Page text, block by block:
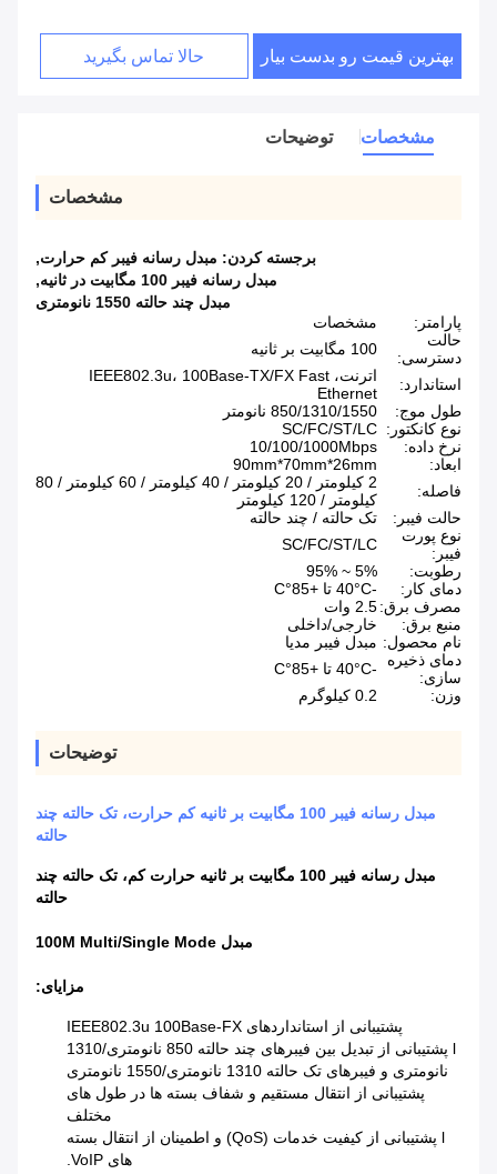
بهترین قیمت رو بدست بیار حالا تماس بگیرید
مشخصات توضیحات
مشخصات
برجسته کردن: مبدل رسانه فیبر کم حرارت,
مبدل رسانه فیبر 100 مگابیت در ثانیه
,
مبدل چند حالته 1550 نانومتری
پارامتر:
مشخصات
حالت
دسترسی:
100 مگابیت بر ثانیه
استاندارد:
اترنت، IEEE802.3u، 100Base-TX/FX Fast
Ethernet
طول موج:
850/1310/1550 نانومتر
نوع کانکتور: SC/FC/ST/LC
نرخ داده:
10/100/1000Mbps
ابعاد:
90mm*70mm*26mm
فاصله:
2 کیلومتر / 20 کیلومتر / 40 کیلومتر / 60 کیلومتر / 80
کیلومتر / 120 کیلومتر
حالت فیبر:
تک حالته / چند حالته
نوع پورت
فیبر:
SC/FC/ST/LC
رطوبت:
5% ~ 95%
دمای کار:
-40°C تا +85°C
مصرف برق:2.5 وات
منبع برق:
خارجی/داخلی
نام محصول: مبدل فیبر مدیا
دمای ذخیره
سازی:
-40°C تا +85°C
وزن:
0.2 کیلوگرم
توضیحات
مبدل رسانه فیبر 100 مگابیت بر ثانیه کم حرارت، تک حالته چند
حالته
مبدل رسانه فیبر 100 مگابیت بر ثانیه حرارت کم، تک حالته چند
حالته
مبدل 100M Multi/Single Mode
مزایای:
پشتیبانی از استانداردهای IEEE802.3u 100Base-FX
l پشتیبانی از تبدیل بین فیبرهای چند حالته 850 نانومتری/1310
نانومتری و فیبرهای تک حالته 1310 نانومتری/1550 نانومتری
پشتیبانی از انتقال مستقیم و شفاف بسته ها در طول های
مختلف
l پشتیبانی از کیفیت خدمات (QoS) و اطمینان از انتقال بسته
های VoIP.